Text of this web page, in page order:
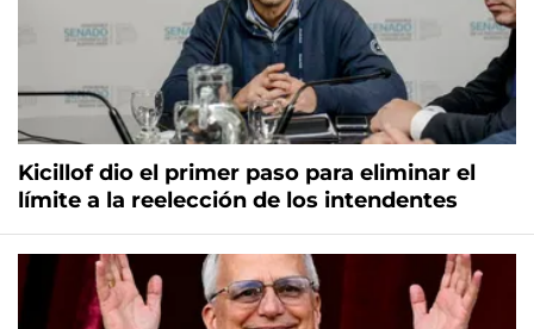
Kicillof dio el primer paso para eliminar el
límite a la reelección de los intendentes